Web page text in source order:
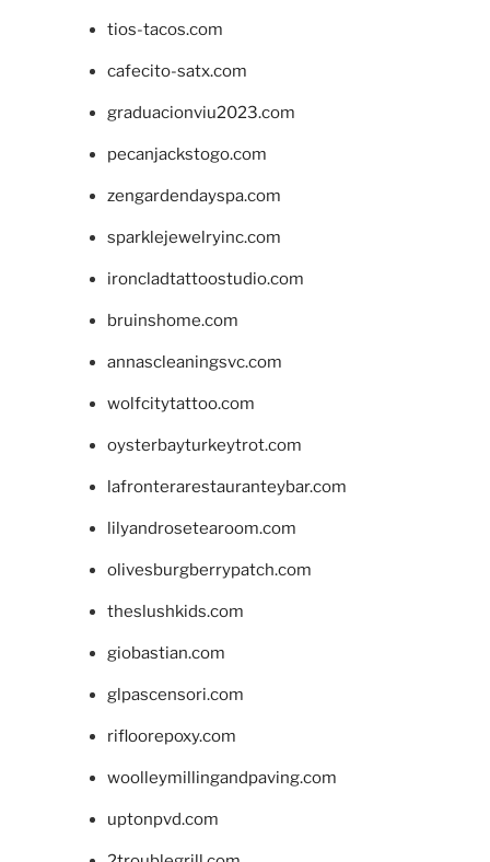
tios-tacos.com
cafecito-satx.com
graduacionviu2023.com
pecanjackstogo.com
zengardendayspa.com
sparklejewelryinc.com
ironcladtattoostudio.com
bruinshome.com
annascleaningsvc.com
wolfcitytattoo.com
oysterbayturkeytrot.com
lafronterarestauranteybar.com
lilyandrosetearoom.com
olivesburgberrypatch.com
theslushkids.com
giobastian.com
glpascensori.com
rifloorepoxy.com
woolleymillingandpaving.com
uptonpvd.com